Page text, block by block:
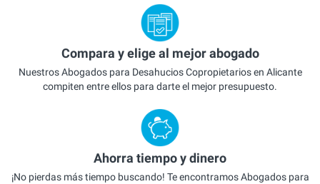
Compara y elige al mejor abogado
Nuestros Abogados para Desahucios Copropietarios en Alicante
compiten entre ellos para darte el mejor presupuesto.
Ahorra tiempo y dinero
¡No pierdas más tiempo buscando! Te encontramos Abogados para